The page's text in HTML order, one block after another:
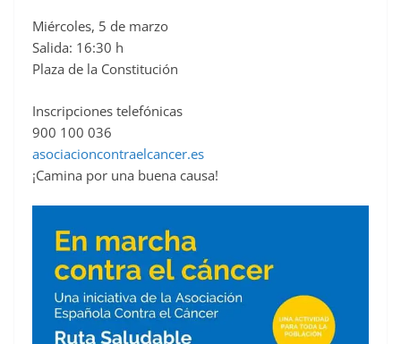
c
e
o
o
k
Miércoles, 5 de marzo
Salida: 16:30 h
Plaza de la Constitución
Inscripciones telefónicas
900 100 036
asociacioncontraelcancer.es
¡Camina por una buena causa!